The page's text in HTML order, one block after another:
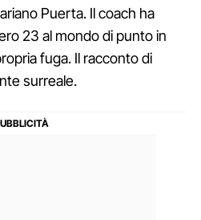
Puerta. Il coach ha
23 al mondo di punto in
fuga. Il racconto di
surreale.